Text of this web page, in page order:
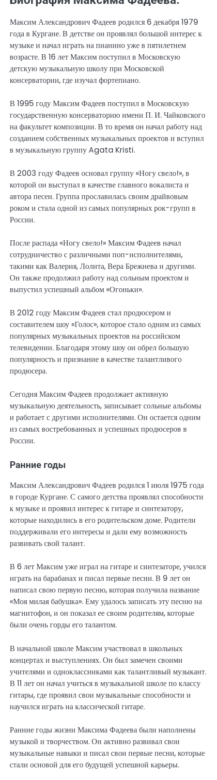
Максим Александрович Фадеев родился 6 декабря 1979
года в Кургане. В детстве он проявлял большой интерес к
музыке и начал играть на пианино уже в пятилетнем
возрасте. В 16 лет Максим поступил в Московскую
детскую музыкальную школу при Московской
консерватории, где изучал фортепиано.
В 1995 году Максим Фадеев поступил в Московскую
государственную консерваторию имени П. И. Чайковского
на факультет композиции. В то время он начал работу над
созданием собственных музыкальных проектов и вступил
в музыкальную группу Agata Kristi.
В 2003 году Фадеев основал группу «Ногу свело!», в
которой он выступал в качестве главного вокалиста и
автора песен. Группа прославилась своим драйвовым
роком и стала одной из самых популярных рок-групп в
России.
После распада «Ногу свело!» Максим Фадеев начал
сотрудничество с различными поп-исполнителями,
такими как Валерия, Лолита, Вера Брежнева и другими.
Он также продолжил работу над сольным проектом и
выпустил успешный альбом «Огоньки».
В 2012 году Максим Фадеев стал продюсером и
составителем шоу «Голос», которое стало одним из самых
популярных музыкальных проектов на российском
телевидении. Благодаря этому шоу он обрел большую
популярность и признание в качестве талантливого
продюсера.
Сегодня Максим Фадеев продолжает активную
музыкальную деятельность, записывает сольные альбомы
и работает с другими исполнителями. Он остается одним
из самых востребованных и успешных продюсеров в
России.
Ранние годы
Максим Александрович Фадеев родился 1 июля 1975 года
в городе Кургане. С самого детства проявлял способности
к музыке и проявил интерес к гитаре и синтезатору,
которые находились в его родительском доме. Родители
поддерживали его интересы и дали ему возможность
развивать свой талант.
В 6 лет Максим уже играл на гитаре и синтезаторе, учился
играть на барабанах и писал первые песни. В 9 лет он
написал свою первую песню, которая получила название
«Моя милая бабушка». Ему удалось записать эту песню на
магнитофон, и он показал ее своим родителям, которые
были очень горды его талантом.
В начальной школе Максим участвовал в школьных
концертах и выступлениях. Он был замечен своими
учителями и одноклассниками как талантливый музыкант.
В 11 лет он начал учиться в музыкальной школе по классу
гитары, где проявил свои музыкальные способности и
научился играть на классической гитаре.
Ранние годы жизни Максима Фадеева были наполнены
музыкой и творчеством. Он активно развивал свои
музыкальные навыки и писал свои первые песни, которые
стали основой для его будущей успешной карьеры.